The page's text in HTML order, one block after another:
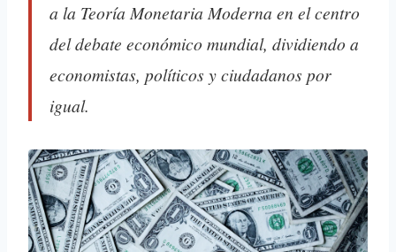
a la Teoría Monetaria Moderna en el centro
del debate económico mundial, dividiendo a
economistas, políticos y ciudadanos por
igual.